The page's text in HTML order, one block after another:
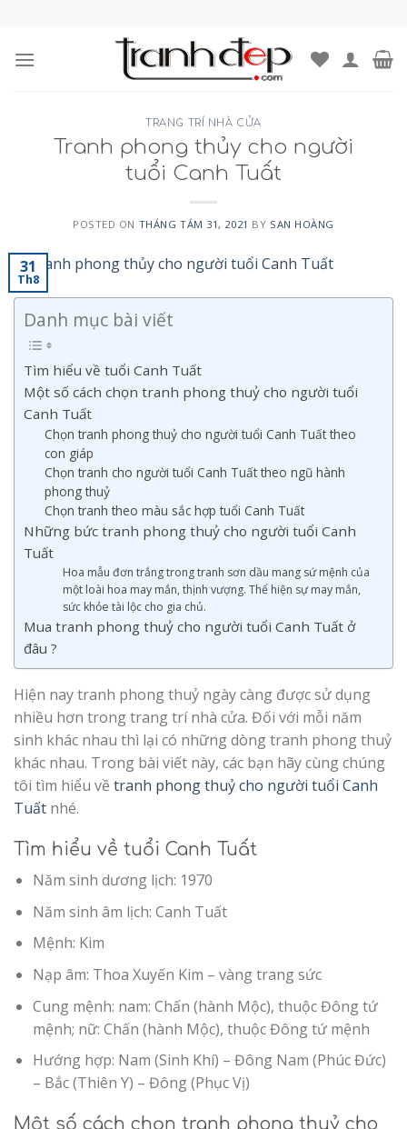
content
TRANG TRÍ NHÀ CỬA
Tranh phong thủy cho người
tuổi Canh Tuất
POSTED ON THÁNG TÁM 31, 2021 BY SAN HOÀNG
31
Th8
Danh mục bài viết
Tìm hiểu về tuổi Canh Tuất
Một số cách chọn tranh phong thuỷ cho người tuổi
Canh Tuất
Chọn tranh phong thuỷ cho người tuổi Canh Tuất theo
con giáp
Chọn tranh cho người tuổi Canh Tuất theo ngũ hành
phong thuỷ
Chọn tranh theo màu sắc hợp tuổi Canh Tuất
Những bức tranh phong thuỷ cho người tuổi Canh
Tuất
Hoa mẫu đơn trắng trong tranh sơn dầu mang sứ mệnh của
một loài hoa may mắn, thịnh vượng. Thể hiện sự may mắn,
sức khỏe tài lộc cho gia chủ.
Mua tranh phong thuỷ cho người tuổi Canh Tuất ở
đâu ?
Hiện nay tranh phong thuỷ ngày càng được sử dụng
nhiều hơn trong trang trí nhà cửa. Đối với mỗi năm
sinh khác nhau thì lại có những dòng tranh phong thuỷ
khác nhau. Trong bài viết này, các bạn hãy cùng chúng
tôi tìm hiểu về tranh phong thuỷ cho người tuổi Canh
Tuất nhé.
Tìm hiểu về tuổi Canh Tuất
Năm sinh dương lịch: 1970
Năm sinh âm lịch: Canh Tuất
Mệnh: Kim
Nạp âm: Thoa Xuyến Kim – vàng trang sức
Cung mệnh: nam: Chấn (hành Mộc), thuộc Đông tứ
mệnh; nữ: Chấn (hành Mộc), thuộc Đông tứ mệnh
Hướng hợp: Nam (Sinh Khí) – Đông Nam (Phúc Đức)
– Bắc (Thiên Y) – Đông (Phục Vị)
Một số cách chọn tranh phong thuỷ cho